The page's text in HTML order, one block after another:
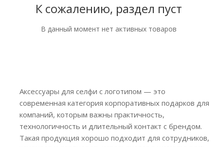
К сожалению, раздел пуст
В данный момент нет активных товаров
Аксессуары для селфи с логотипом — это
современная категория корпоративных подарков для
компаний, которым важны практичность,
технологичность и длительный контакт с брендом.
Такая продукция хорошо подходит для сотрудников,